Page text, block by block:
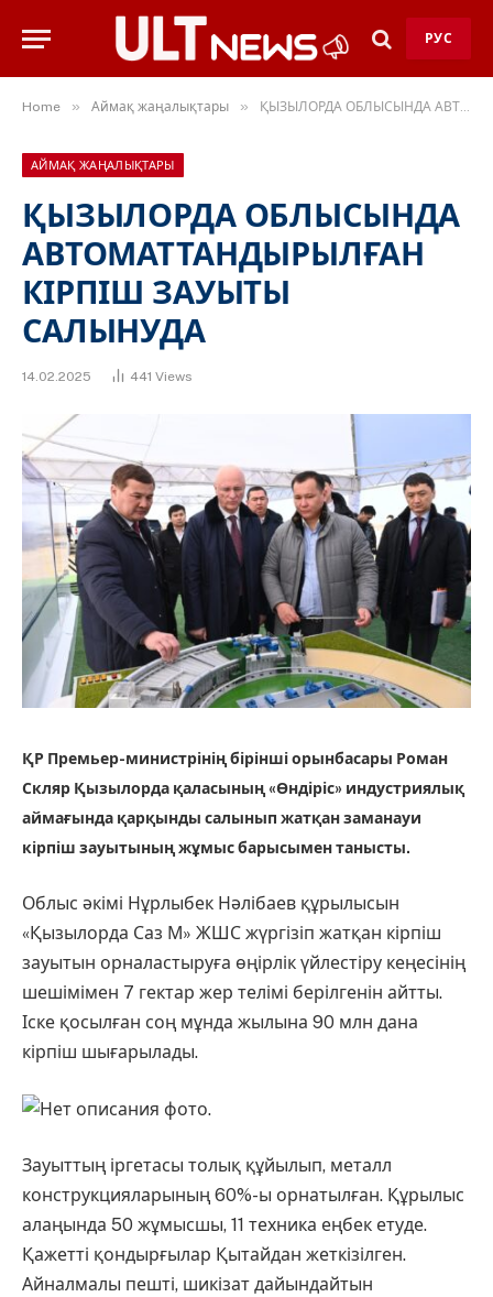
РУС
Home » Аймақ жаңалықтары » ҚЫЗЫЛОРДА ОБЛЫСЫНДА АВТОМАТТАНДЫРЫЛҒАН КІРПІШ ЗАУЫТЫ САЛЫНУДА
АЙМАҚ ЖАҢАЛЫҚТАРЫ
ҚЫЗЫЛОРДА ОБЛЫСЫНДА
АВТОМАТТАНДЫРЫЛҒАН
КІРПІШ ЗАУЫТЫ
САЛЫНУДА
14.02.2025 441 Views
ҚР Премьер-министрінің бірінші орынбасары Роман
Скляр Қызылорда қаласының «Өндіріс» индустриялық
аймағында қарқынды салынып жатқан заманауи
кірпіш зауытының жұмыс барысымен танысты.
Облыс әкімі Нұрлыбек Нәлібаев құрылысын
«Қызылорда Саз М» ЖШС жүргізіп жатқан кірпіш
зауытын орналастыруға өңірлік үйлестіру кеңесінің
шешімімен 7 гектар жер телімі берілгенін айтты.
Іске қосылған соң мұнда жылына 90 млн дана
кірпіш шығарылады.
Зауыттың іргетасы толық құйылып, металл
конструкцияларының 60%-ы орнатылған. Құрылыс
алаңында 50 жұмысшы, 11 техника еңбек етуде.
Қажетті қондырғылар Қытайдан жеткізілген.
Айналмалы пешті, шикізат дайындайтын